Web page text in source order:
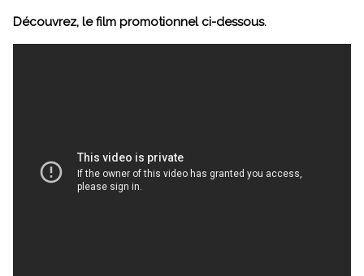
Découvrez, le film promotionnel ci-dessous.